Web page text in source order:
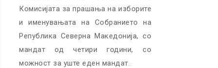
Комисијата за прашања на изборите
и именувањата на Собранието на
Република Северна Македонија, со
мандат од четири години, со
можност за уште еден мандат.